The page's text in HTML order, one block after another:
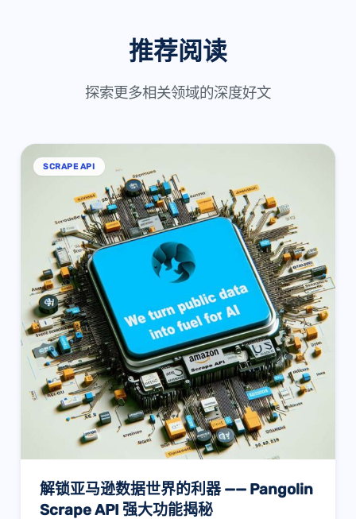
推荐阅读
探索更多相关领域的深度好文
SCRAPE API
解锁亚马逊数据世界的利器 —— Pangolin
Scrape API 强大功能揭秘